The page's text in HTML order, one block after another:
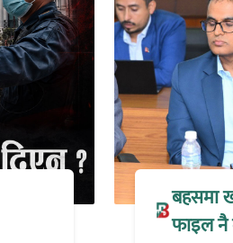
बहसमा
फाइल नै